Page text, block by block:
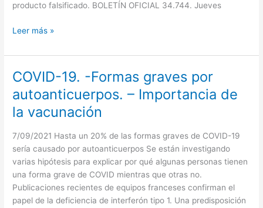
producto falsificado. BOLETÍN OFICIAL 34.744. Jueves
Disposición
Leer más »
COVID-19. -Formas graves por
autoanticuerpos. – Importancia de
la vacunación
7/09/2021 Hasta un 20% de las formas graves de COVID-19
sería causado por autoanticuerpos Se están investigando
varias hipótesis para explicar por qué algunas personas tienen
una forma grave de COVID mientras que otras no.
Publicaciones recientes de equipos franceses confirman el
papel de la deficiencia de interferón tipo 1. Una predisposición
COVID-
-
Formas
por
autoanticuerpos.
–
Importancia
de
la